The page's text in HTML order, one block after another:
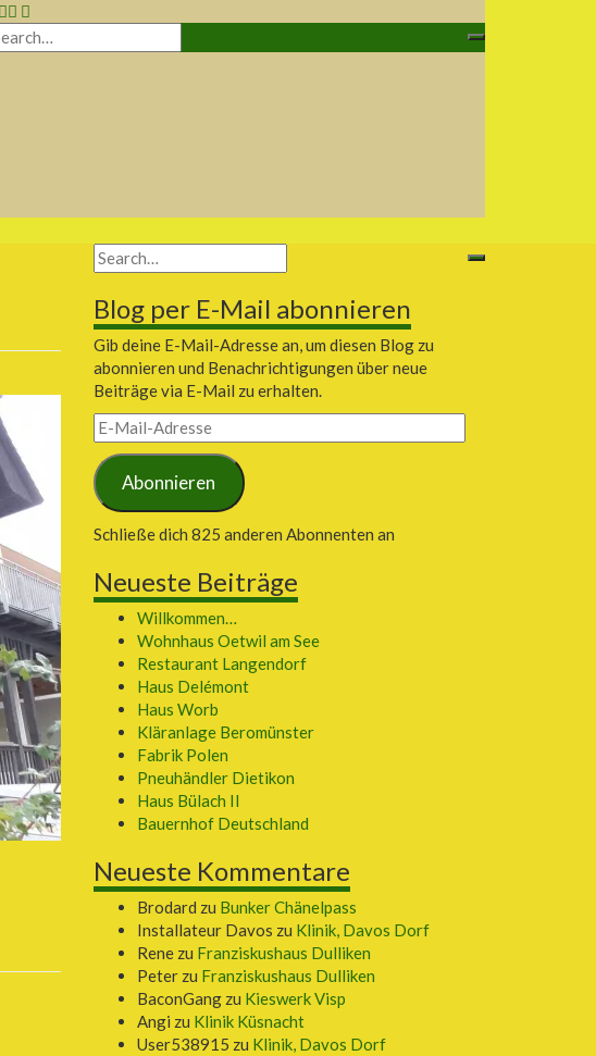
Blog per E-Mail abonnieren
Gib deine E-Mail-Adresse an, um diesen Blog zu
abonnieren und Benachrichtigungen über neue
Beiträge via E-Mail zu erhalten.
E-
Mail-
Adresse
Abonnieren
Schließe dich 825 anderen Abonnenten an
Neueste Beiträge
Willkommen…
Wohnhaus Oetwil am See
Restaurant Langendorf
Haus Delémont
Haus Worb
Kläranlage Beromünster
Fabrik Polen
Pneuhändler Dietikon
Haus Bülach II
Bauernhof Deutschland
Neueste Kommentare
Brodard zu Bunker Chänelpass
Installateur Davos zu Klinik, Davos Dorf
Rene zu Franziskushaus Dulliken
Peter zu Franziskushaus Dulliken
BaconGang zu Kieswerk Visp
Angi zu Klinik Küsnacht
User538915 zu Klinik, Davos Dorf